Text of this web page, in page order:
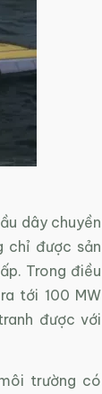
dây chuyền
chỉ được sản
Trong điều
tới 100 MW
được với
trường có